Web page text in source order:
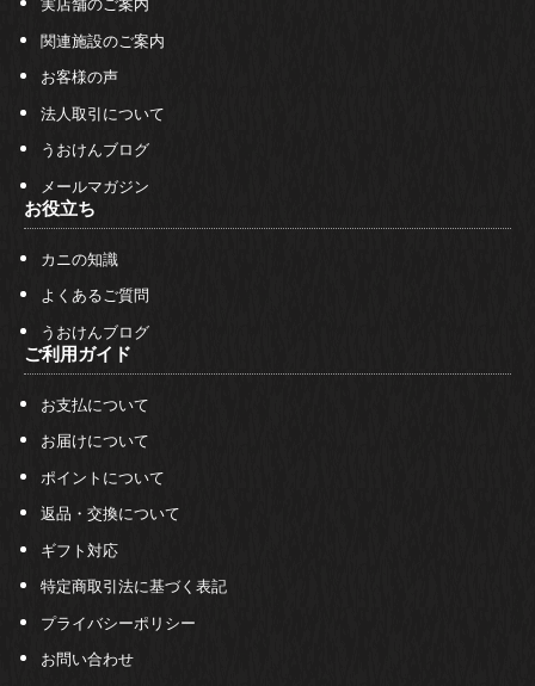
関連施設のご案内
お客様の声
法人取引について
うおけんブログ
メールマガジン
お役立ち
カニの知識
よくあるご質問
うおけんブログ
ご利用ガイド
お支払について
お届けについて
ポイントについて
返品・交換について
ギフト対応
特定商取引法に基づく表記
プライバシーポリシー
お問い合わせ